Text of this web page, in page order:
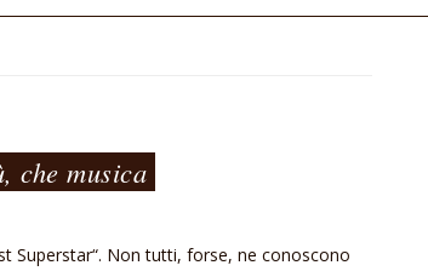
che musica
Superstar“. Non tutti, forse, ne conoscono